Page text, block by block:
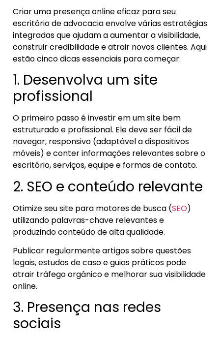
Criar uma presença online eficaz para seu
escritório de advocacia envolve várias estratégias
integradas que ajudam a aumentar a visibilidade,
construir credibilidade e atrair novos clientes. Aqui
estão cinco dicas essenciais para começar:
1. Desenvolva um site
profissional
O primeiro passo é investir em um site bem
estruturado e profissional. Ele deve ser fácil de
navegar, responsivo (adaptável a dispositivos
móveis) e conter informações relevantes sobre o
escritório, serviços, equipe e formas de contato.
2. SEO e conteúdo relevante
Otimize seu site para motores de busca (SEO)
utilizando palavras-chave relevantes e
produzindo conteúdo de alta qualidade.
Publicar regularmente artigos sobre questões
legais, estudos de caso e guias práticos pode
atrair tráfego orgânico e melhorar sua visibilidade
online.
3. Presença nas redes
sociais